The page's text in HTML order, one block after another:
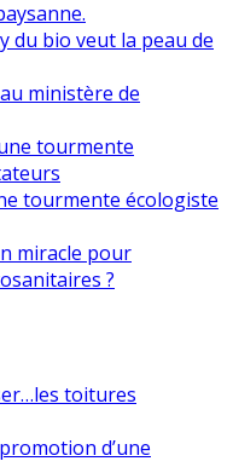
du bio veut la peau de
ministère de
tourmente
tourmente écologiste
miracle pour
?
toitures
d’une